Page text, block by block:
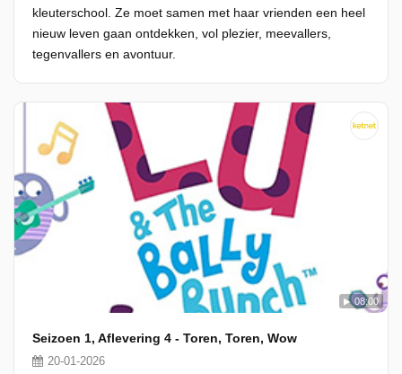
kleuterschool. Ze moet samen met haar vrienden een heel
nieuw leven gaan ontdekken, vol plezier, meevallers,
tegenvallers en avontuur.
08:00
Seizoen 1, Aflevering 4 - Toren, Toren, Wow
20-01-2026